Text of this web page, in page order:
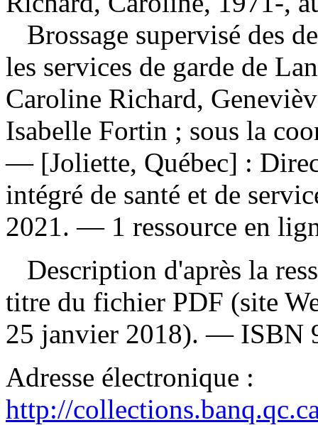
Brossage supervisé des
les services de garde de
Caroline Richard,
Isabelle Fortin ; sous la
— [Joliette, Québec] :
intégré de santé et de
2021. — 1 ressource en
Description d'après la
titre du fichier PDF (site
25 janvier 2018). — ISBN
Adresse électronique :
http://